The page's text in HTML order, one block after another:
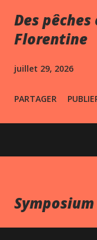
Des
Florentine
juillet 29, 2026
PARTAGER
Symposium